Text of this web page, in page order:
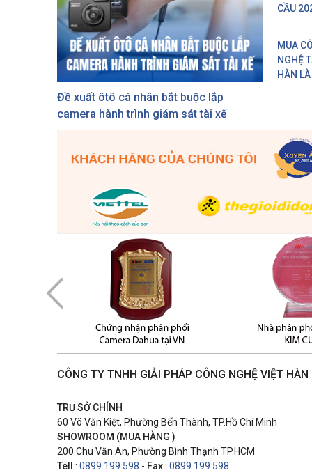
Đề xuất ôtô cá nhân bắt buộc lắp
camera hành trình giám sát tài xế
CẦU
MUA
NGHỆ
HÀN
CÔNG TY TNHH GIẢI PHÁP CÔNG NGHỆ VIỆT HÀN
TRỤ SỞ CHÍNH
60 Võ Văn Kiệt, Phường Bến Thành, TP.Hồ Chí Minh
SHOWROOM (MUA HÀNG )
200 Chu Văn An, Phường Bình Thạnh TP.HCM
Tell : 0899.199.598 - Fax: 0899.199.598